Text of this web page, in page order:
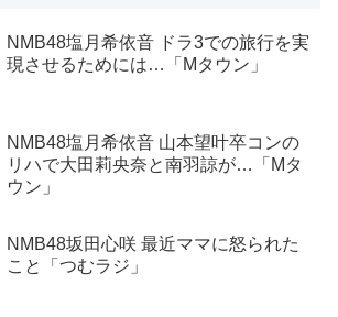
NMB48塩月希依音 ドラ3での旅行を実
現させるためには…「Mタウン」
NMB48塩月希依音 山本望叶卒コンの
リハで大田莉央奈と南羽諒が…「Mタ
ウン」
NMB48坂田心咲 最近ママに怒られた
こと「つむラジ」